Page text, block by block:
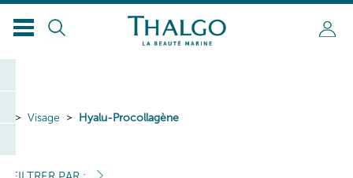
Visage Hyalu-Procollagène